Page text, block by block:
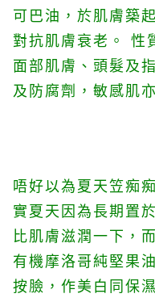
可巴油，於肌膚築
對抗肌膚衰老。 性
面部肌膚、頭髮及
及防腐劑，敏感肌
唔好以為夏天笠痴
實夏天因為長期置
比肌膚滋潤一下，
有機摩洛哥純堅果
按臉，作美白同保